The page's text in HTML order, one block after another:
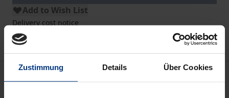
Zustimmung Details Über Cookies
Add to Wish List
Delivery cost notice
Description